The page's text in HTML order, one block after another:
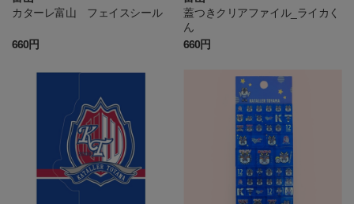
カターレ富山 フェイスシール
660円
蓋つきクリアファイル_ライカく
ん
660円